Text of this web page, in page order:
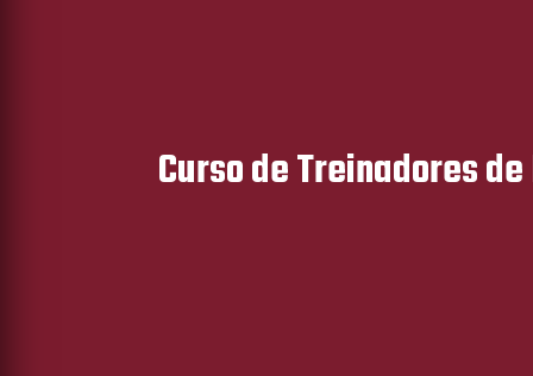
Curso de Treinadores